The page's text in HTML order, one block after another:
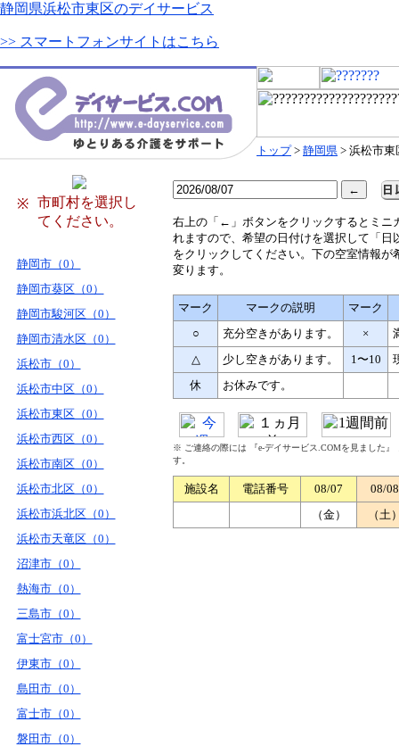
静岡県浜松市東区のデイサービス
>> スマートフォンサイトはこちら
トップ> 静岡県 > 浜松市東
※
市町村を選択し
てください。
静岡市（0）
静岡市葵区（0）
静岡市駿河区（0）
静岡市清水区（0）
浜松市（0）
浜松市中区（0）
浜松市東区（0）
浜松市西区（0）
浜松市南区（0）
浜松市北区（0）
浜松市浜北区（0）
浜松市天竜区（0）
沼津市（0）
熱海市（0）
三島市（0）
富士宮市（0）
伊東市（0）
島田市（0）
富士市（0）
磐田市（0）
右上の「←」ボタンをクリックするとミニ
れますので、希望の日付けを選択して「日
をクリックしてください。下の空室情報が
変ります。
マーク マークの説明
マーク
○
充分空きがあります。 ×
△
少し空きがあります。 1〜10
休
お休みです。
※ ご連絡の際には 『e-デイサービス.COMを見ました
す。
施設名 電話番号 08/07
08/08
（金）
（土